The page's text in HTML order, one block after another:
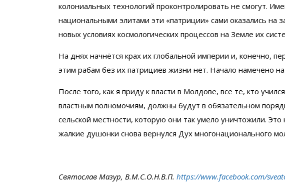
колониальных технологий проконтролировать не смогут.
национальными элитами эти «патриции» сами оказались на
новых условиях космологических процессов на Земле их
На днях начнётся крах их глобальной империи и, конечно,
этим рабам без их патрициев жизни нет. Начало намечено
После того, как я приду к власти в Молдове, все те, кто
властным полномочиям, должны будут в обязательном
сельской местности, которую они так умело уничтожили.
жалкие душонки снова вернулся Дух многонационального
Святослав Мазур, В.М.С.О.Н.В.П. https://www.facebook.com/